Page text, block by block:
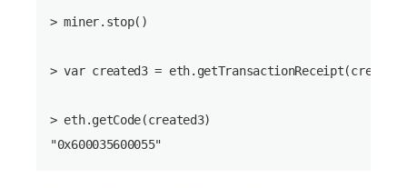
> miner.stop()
> var created3 =
> eth.getCode(created3)